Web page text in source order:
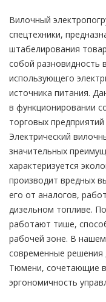
Вилочный
спецтехники,
штабелирования
собой разновидность
использующего
источника питания.
в функционировании
торговых
Электрический
значительных
характеризуется
производит вредных
его от аналогов,
дизельном топливе.
работают тише,
рабочей зоне. В
современные решения
Тюмени, сочетающие
эргономичность